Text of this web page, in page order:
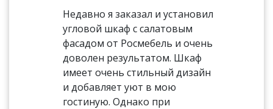
Недавно я заказал и установил
угловой шкаф с салатовым
фасадом от Росмебель и очень
доволен результатом. Шкаф
имеет очень стильный дизайн
и добавляет уют в мою
гостиную. Однако при